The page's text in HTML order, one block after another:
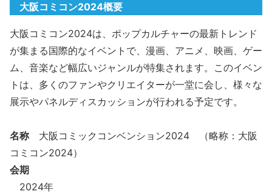
大阪コミコン2024概要
大阪コミコン2024は、ポップカルチャーの最新トレンド
が集まる国際的なイベントで、漫画、アニメ、映画、ゲー
ム、音楽など幅広いジャンルが特集されます。このイベン
トは、多くのファンやクリエイターが一堂に会し、様々な
展示やパネルディスカッションが行われる予定です。
名称 大阪コミックコンベンション2024 （略称：大阪
コミコン2024）
会期
2024年